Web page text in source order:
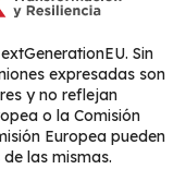
Sin
expresadas son
y no reflejan
o la Comisión
Europea pueden
las mismas.